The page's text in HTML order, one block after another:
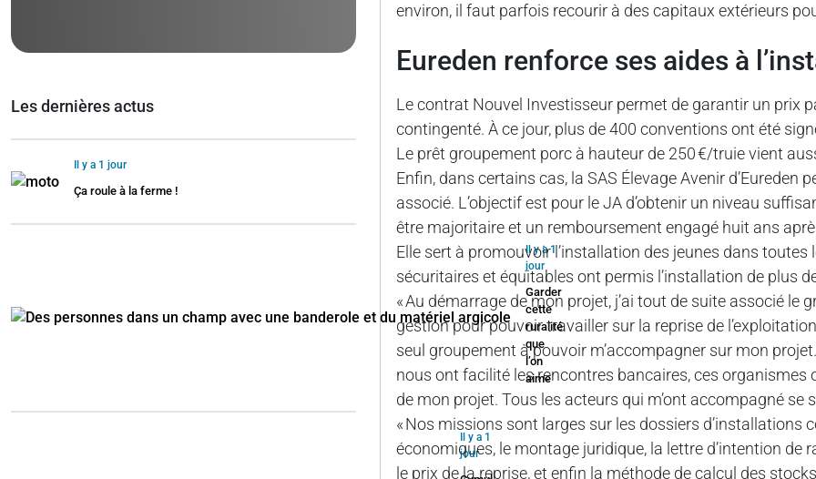
environ, il faut parfois recourir à des capitaux extérieurs
Eureden renforce ses aides à
Le contrat Nouvel Investisseur permet de garantir un prix
contingenté. À ce jour, plus de 400 conventions ont été
Le prêt groupement porc à hauteur de 250 €/truie vient
Enfin, dans certains cas, la SAS Élevage Avenir d’Eureden
associé. L’objectif est pour le JA d’obtenir un niveau
être majoritaire et un remboursement engagé huit ans
Elle sert à promouvoir l’installation des jeunes dans
sécuritaires et équitables ont permis l’installation de plus
« Au démarrage de mon projet, j’ai tout de suite associé le
gestion pour pouvoir travailler sur la reprise de
seul groupement à pouvoir m’accompagner sur mon
nous ont facilité les rencontres bancaires, ces
de mon projet. Tous les acteurs qui m’ont accompagné
« Nos missions sont larges sur les dossiers
économiques, le montage juridique, la lettre d’intention
le prix de la reprise, et enfin la méthode de calcul des
Les dernières actus
Il y a 1 jour
Ça roule à la ferme !
Il y a 1
jour
Garder
cette
ruralité
que
l’on
aime
Il y a 1
jour